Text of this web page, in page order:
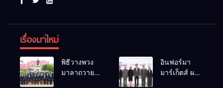
เรื่องมาใหม่
พิธีวางพวง
มาลาถวาย
อินฟอร์มา
มาร์เก็ตส์ ผนึก